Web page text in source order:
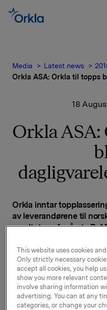
Media Latest news
Orkla ASA: Orkla til topps
18
Orkla
Orkla inntar
av leverandørene til
resultatene fra årets
Orkla Home & Personal
ReMarks bransjeindeks
dagligvarekjedene. På
selskapet Pierre Robert
Norge deler
This website uses cookies
Only strictly necessary
accept all cookies, you help
show you more relevant
involve sharing information
advertising. You can at any
categories, or change your